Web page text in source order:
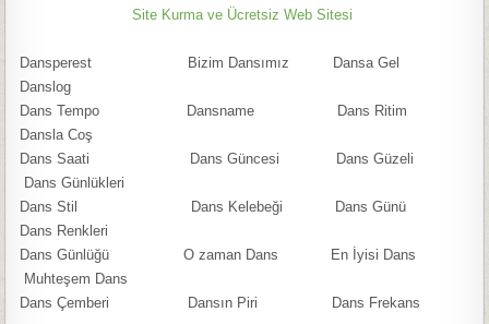
Site Kurma ve Ücretsiz Web Sitesi
Dansperest Bizim Dansımız Dansa Gel
Danslog
Dans Tempo Dansname Dans Ritim
Dansla Coş
Dans Saati Dans Güncesi Dans Güzeli
Dans Günlükleri
Dans Stil Dans Kelebeği Dans Günü
Dans Renkleri
Dans Günlüğü O zaman Dans En İyisi Dans
Muhteşem Dans
Dans Çemberi Dansın Piri Dans Frekans